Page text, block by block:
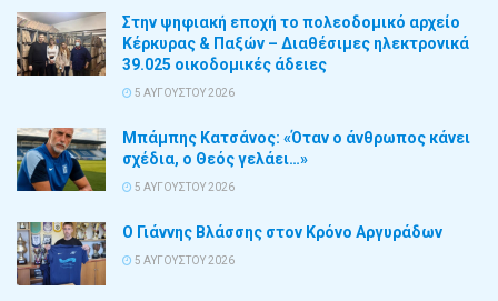
Στην ψηφιακή εποχή το πολεοδομικό αρχείο
Κέρκυρας & Παξών – Διαθέσιμες ηλεκτρονικά
39.025 οικοδομικές άδειες
5 ΑΥΓΟΎΣΤΟΥ 2026
Μπάμπης Κατσάνος: «Όταν ο άνθρωπος κάνει
σχέδια, ο Θεός γελάει…»
5 ΑΥΓΟΎΣΤΟΥ 2026
Ο Γιάννης Βλάσσης στον Κρόνο Αργυράδων
5 ΑΥΓΟΎΣΤΟΥ 2026